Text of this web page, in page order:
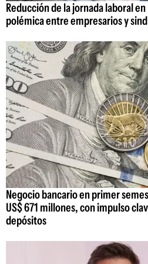
Reducción de la jornada laboral
polémica entre empresarios y
Negocio bancario en primer
US$ 671 millones, con impulso
depósitos